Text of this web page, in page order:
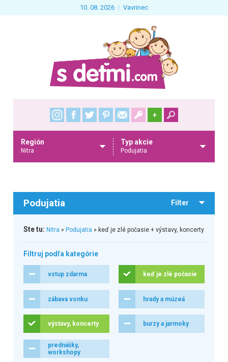
10. 08. 2026 Vavrinec
+
Región
Nitra
Typ akcie
Podujatia
Podujatia Filter
Ste tu: Nitra » Podujatia » keď je zlé počasie + výstavy, koncerty
Filtruj podľa kategórie
vstup zdarma keď je zlé počasie
zábava vonku hrady a múzeá
výstavy, koncerty burzy a jarmoky
prednášky,
workshopy